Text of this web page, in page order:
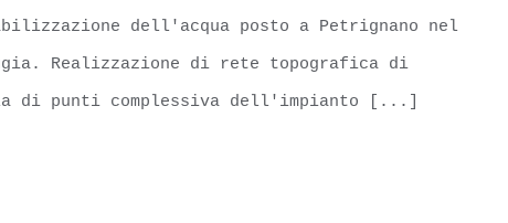
dell'acqua posto a Petrignano nel
Realizzazione di rete topografica di
di punti complessiva dell'impianto [...]